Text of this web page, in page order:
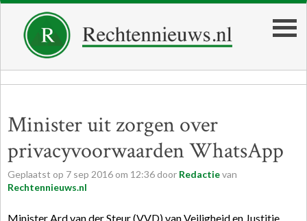
Minister uit zorgen over
privacyvoorwaarden WhatsApp
Geplaatst op 7 sep 2016 om 12:36 door Redactievan
Rechtennieuws.nl
Minister Ard van der Steur (VVD) van Veiligheid en Justitie